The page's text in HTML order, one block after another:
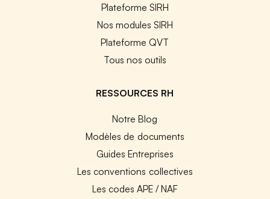
Plateforme SIRH
Nos modules SIRH
Plateforme QVT
Tous nos outils
RESSOURCES RH
Notre Blog
Modèles de documents
Guides Entreprises
Les conventions collectives
Les codes APE / NAF